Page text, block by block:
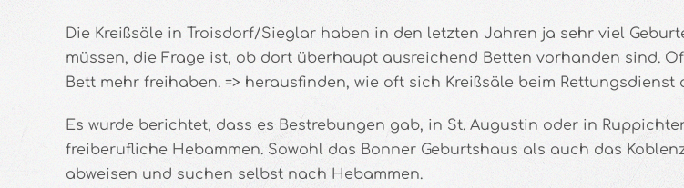
Die Kreißsäle in Troisdorf/Sieglar haben in den letzten Jahren ja sehr viel
müssen, die Frage ist, ob dort überhaupt ausreichend Betten vorhanden sind.
Bett mehr freihaben. => herausfinden, wie oft sich Kreißsäle beim Rettungsdienst
Es wurde berichtet, dass es Bestrebungen gab, in St. Augustin oder in
freiberufliche Hebammen. Sowohl das Bonner Geburtshaus als auch das
abweisen und suchen selbst nach Hebammen.